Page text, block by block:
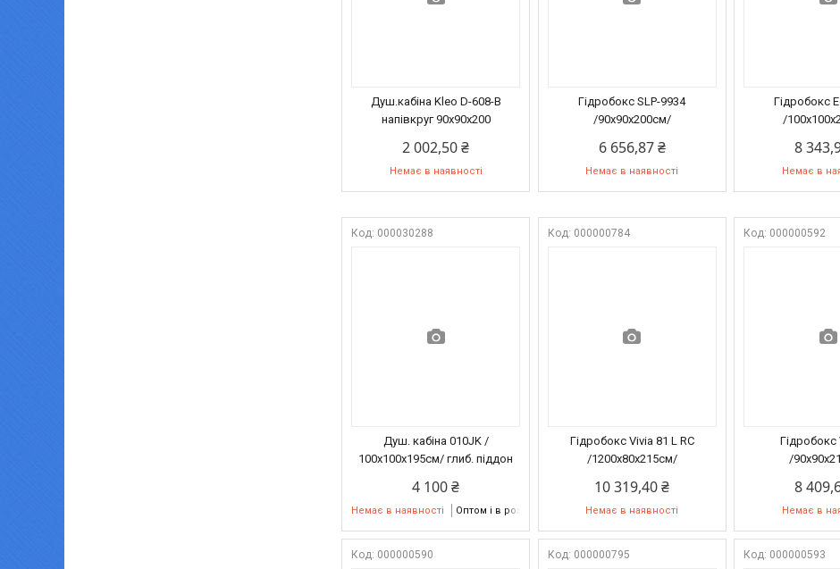
Душ.кабіна Kleo D-608-В
напівкруг 90х90х200
2 002,50 ₴
Немає в наявності
Гідробокс SLP-9934
/90х90х200см/
6 656,87 ₴
Немає в наявності
Гідробокс
/
8
Немає в
000030288
Душ. кабіна 010JK /
100х100х195см/ глиб. піддон
4 100 ₴
Немає в наявності Оптом і в роздріб
000000784
Гідробокс Vivia 81 L RC
/1200х80х215см/
10 319,40 ₴
Немає в наявності
000000592
Гідробокс
/
8
Немає в
000000590 000000795 000000593